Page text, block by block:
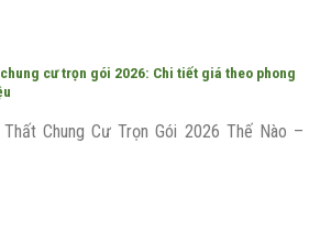
cư trọn gói 2026: Chi tiết giá theo phong
Thất Chung Cư Trọn Gói 2026 Thế Nào –